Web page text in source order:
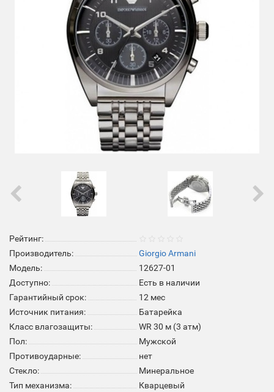
Рейтинг:
Производитель:
Giorgio Armani
Модель:
12627-01
Доступно:
Есть в наличии
Гарантийный срок:
12 мес
Источник питания:
Батарейка
Класс влагозащиты:
WR 30 м (3 атм)
Пол:
Мужской
Противоударные:
нет
Стекло:
Минеральное
Тип механизма:
Кварцевый